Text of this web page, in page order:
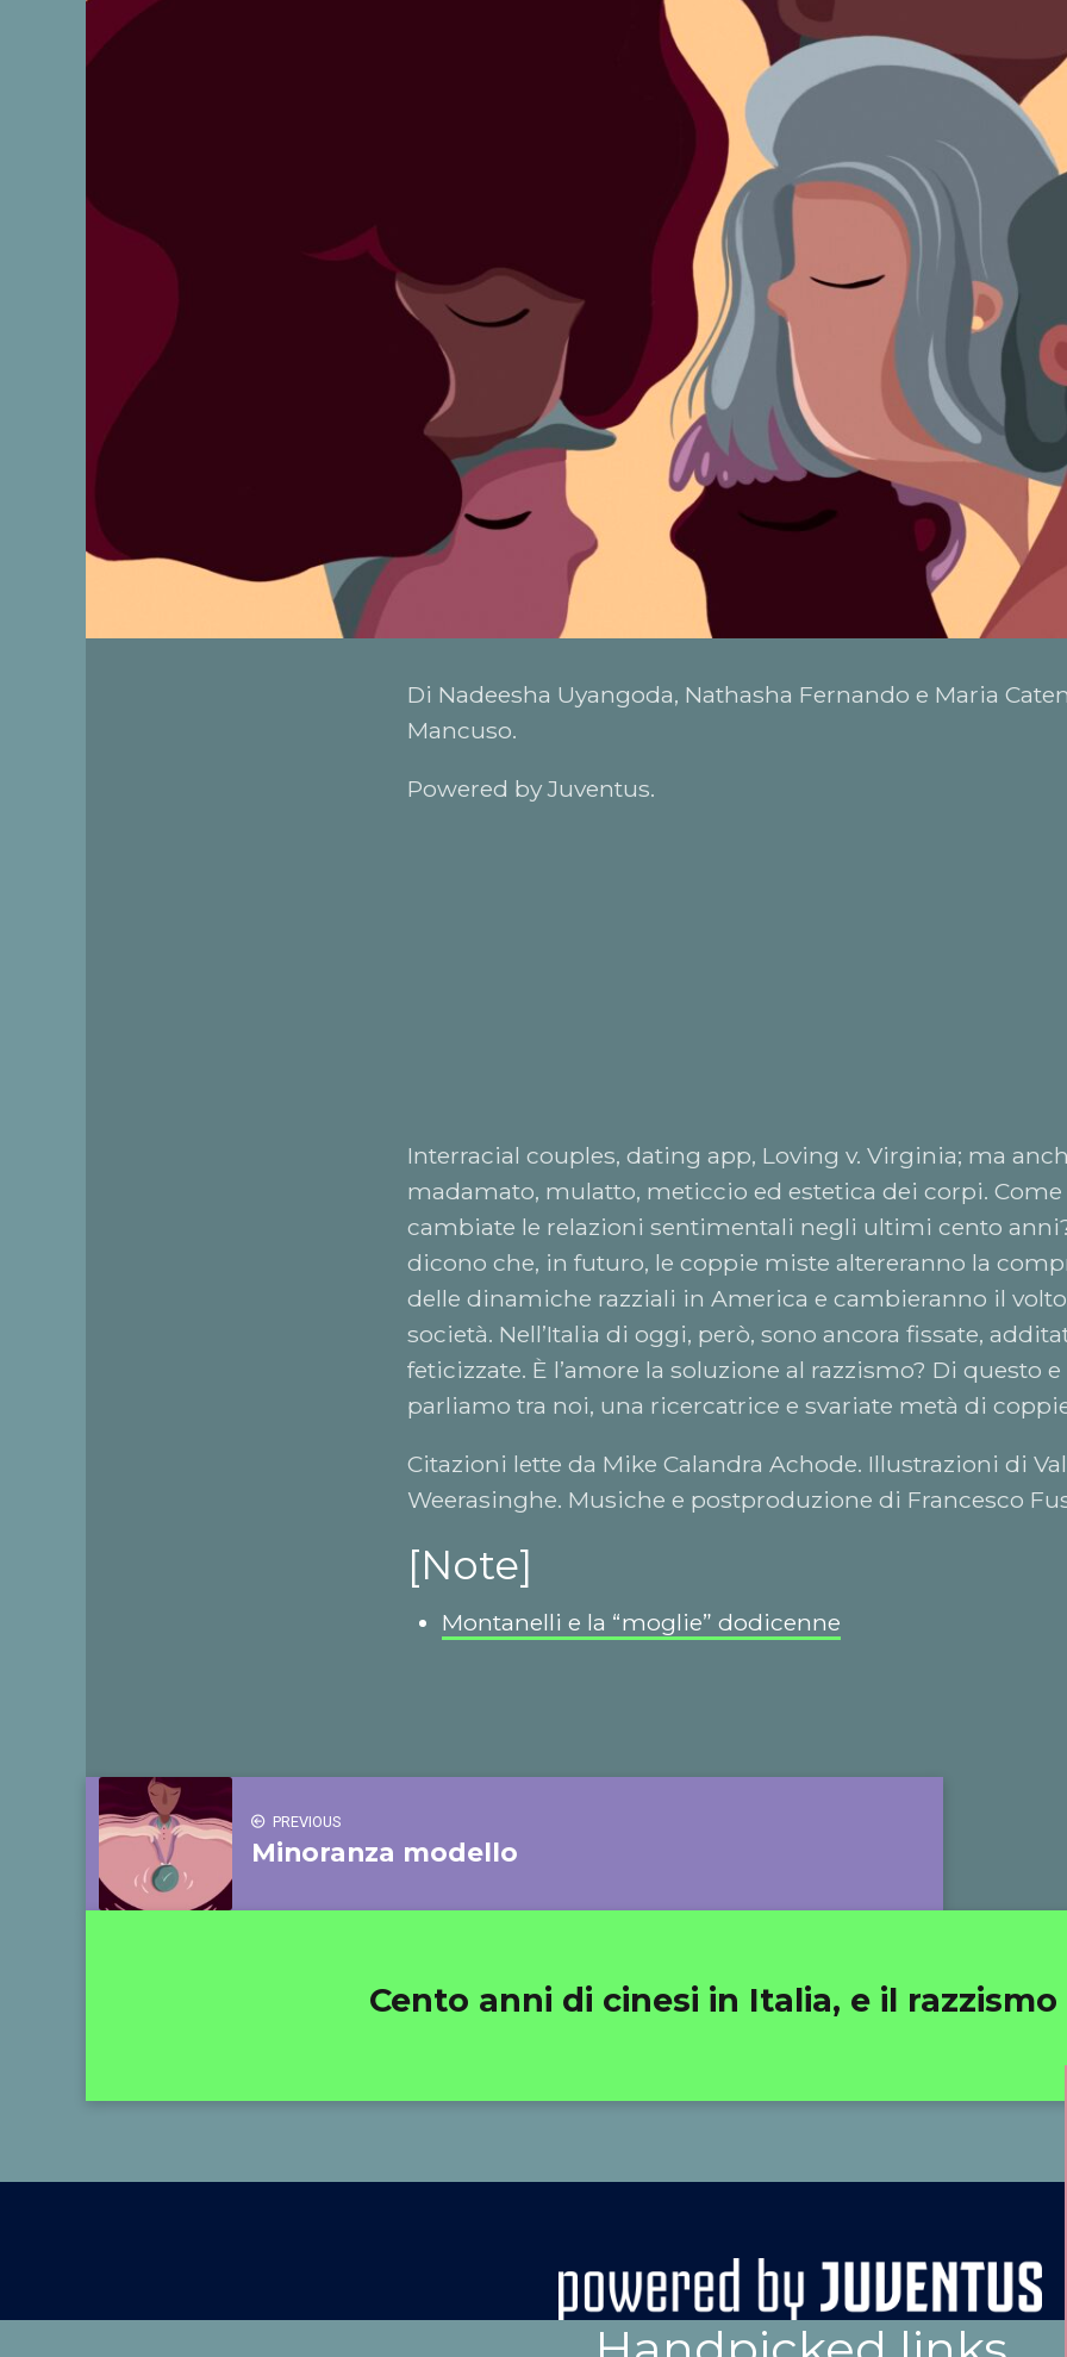
Di Nadeesha Uyangoda, Nathasha Fernando e Maria
Mancuso.
Powered by Juventus.
Interracial couples, dating app, Loving v. Virginia; ma
madamato, mulatto, meticcio ed estetica dei corpi. Come
cambiate le relazioni sentimentali negli ultimi cento
dicono che, in futuro, le coppie miste altereranno la
delle dinamiche razziali in America e cambieranno il
società. Nell’Italia di oggi, però, sono ancora fissate,
feticizzate. È l’amore la soluzione al razzismo? Di questo
parliamo tra noi, una ricercatrice e svariate metà di
Citazioni lette da Mike Calandra Achode. Illustrazioni di
Weerasinghe. Musiche e postproduzione di Francesco
[Note]
Montanelli e la “moglie” dodicenne
PREVIOUS
Minoranza modello
Cento anni di cinesi in Italia, e il